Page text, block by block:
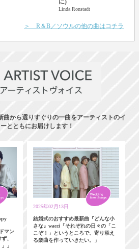
に)
Linda Ronstadt
＞ R＆B／ソウルの他の曲はコチラ
曲から選りすぐりの一曲をアーティストのイ
とともにお届けします！
マン
、
」
2025年02月13日
結婚式のおすすめ最新曲『どんな小
さな』wacci「それぞれの日々の「こ
こぞ！」というところで、寄り添え
る楽曲を作っていきたい。」